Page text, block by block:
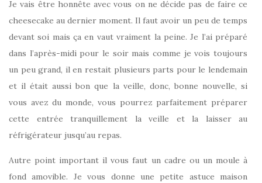
Je vais être honnête avec vous on ne décide pas de faire ce
cheesecake au dernier moment. Il faut avoir un peu de temps
devant soi mais ça en vaut vraiment la peine. Je l’ai préparé
dans l’après-midi pour le soir mais comme je vois toujours
un peu grand, il en restait plusieurs parts pour le lendemain
et il était aussi bon que la veille, donc, bonne nouvelle, si
vous avez du monde, vous pourrez parfaitement préparer
cette entrée tranquillement la veille et la laisser au
réfrigérateur jusqu’au repas.
Autre point important il vous faut un cadre ou un moule à
fond amovible. Je vous donne une petite astuce maison